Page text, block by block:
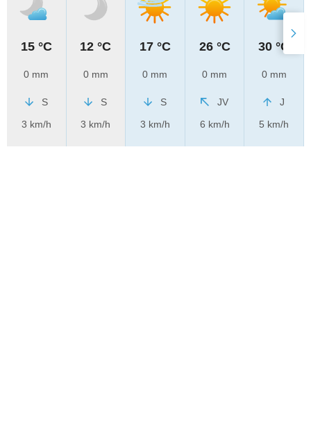
15 °C
0 mm
S
3 km/h
12 °C
0 mm
S
3 km/h
17 °C
0 mm
S
3 km/h
26 °C
0 mm
JV
6 km/h
30 °C
0 mm
J
5 km/h